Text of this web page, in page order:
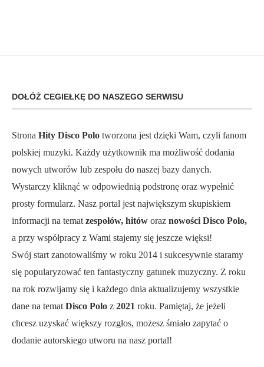
DOŁÓŻ CEGIEŁKĘ DO NASZEGO SERWISU
Strona Hity Disco Polo tworzona jest dzięki Wam, czyli fanom
polskiej muzyki. Każdy użytkownik ma możliwość dodania
nowych utworów lub zespołu do naszej bazy danych.
Wystarczy kliknąć w odpowiednią podstronę oraz wypełnić
prosty formularz. Nasz portal jest największym skupiskiem
informacji na tematzespołów, hitów oraz nowości Disco Polo,
a przy współpracy z Wami stajemy się jeszcze więksi!
Swój start zanotowaliśmy w roku 2014 i sukcesywnie staramy
się popularyzować ten fantastyczny gatunek muzyczny. Z roku
na rok rozwijamy się i każdego dnia aktualizujemy wszystkie
dane na tematDisco Polo z 2021 roku. Pamiętaj, że jeżeli
chcesz uzyskać większy rozgłos, możesz śmiało zapytać o
dodanie autorskiego utworu na nasz portal!